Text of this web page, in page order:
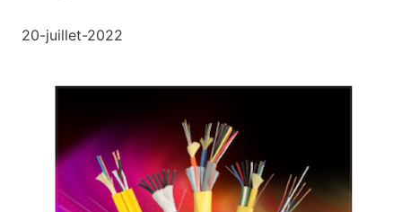
20-juillet-2022